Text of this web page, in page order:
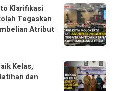
Klarifikasi
Tegaskan
Atribut
Kelas,
dan